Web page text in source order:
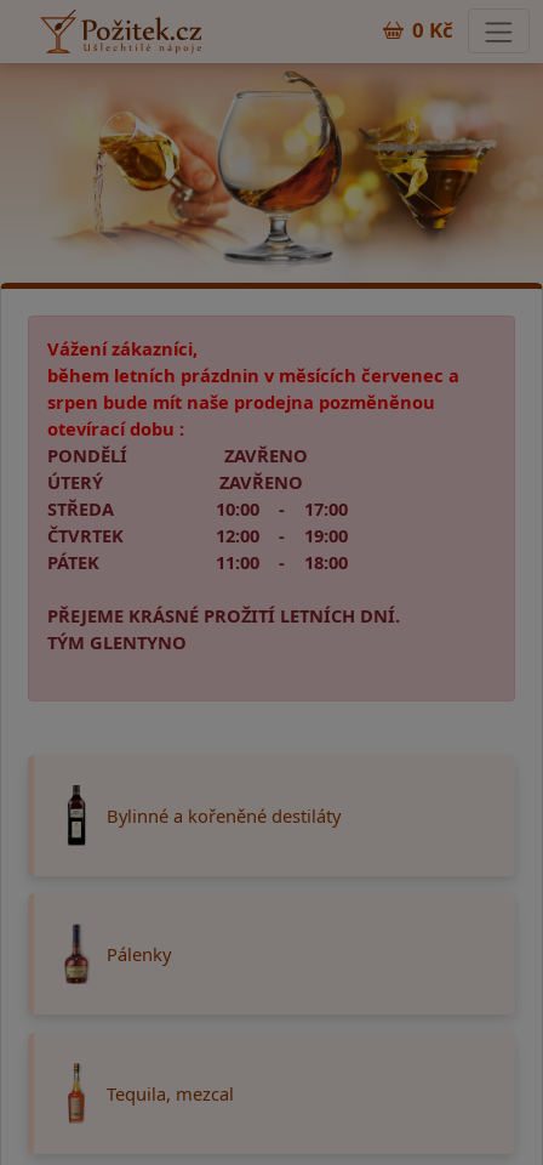
0 Kč
Vážení zákazníci,
během letních prázdnin v měsících červenec a
srpen bude mít naše prodejna pozměněnou
otevírací dobu :
PONDĚLÍ ZAVŘENO
ÚTERÝ ZAVŘENO
STŘEDA 10:00 - 17:00
ČTVRTEK 12:00 - 19:00
PÁTEK 11:00 - 18:00
PŘEJEME KRÁSNÉ PROŽITÍ LETNÍCH DNÍ.
TÝM GLENTYNO
Bylinné a kořeněné destiláty
Pálenky
Tequila, mezcal